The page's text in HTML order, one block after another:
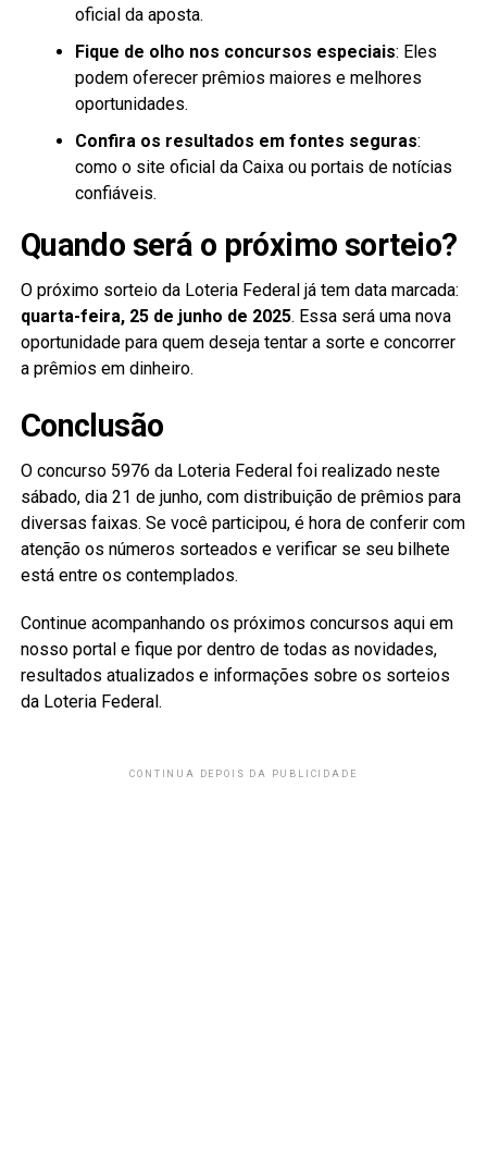
oficial da aposta.
Fique de olho nos concursos especiais: Eles
podem oferecer prêmios maiores e melhores
oportunidades.
Confira os resultados em fontes seguras:
como o site oficial da Caixa ou portais de notícias
confiáveis.
Quando será o próximo sorteio?
O próximo sorteio da Loteria Federal já tem data marcada:
quarta-feira, 25 de junho de 2025. Essa será uma nova
oportunidade para quem deseja tentar a sorte e concorrer
a prêmios em dinheiro.
Conclusão
O concurso 5976 da Loteria Federal foi realizado neste
sábado, dia 21 de junho, com distribuição de prêmios para
diversas faixas. Se você participou, é hora de conferir com
atenção os números sorteados e verificar se seu bilhete
está entre os contemplados.
Continue acompanhando os próximos concursos aqui em
nosso portal e fique por dentro de todas as novidades,
resultados atualizados e informações sobre os sorteios
da Loteria Federal.
CONTINUA DEPOIS DA PUBLICIDADE